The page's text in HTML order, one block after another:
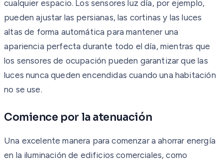
cualquier espacio. Los sensores luz día, por ejemplo,
pueden ajustar las persianas, las cortinas y las luces
altas de forma automática para mantener una
apariencia perfecta durante todo el día, mientras que
los sensores de ocupación pueden garantizar que las
luces nunca queden encendidas cuando una habitación
no se use.
Comience por la atenuación
Una excelente manera para comenzar a ahorrar energía
en la iluminación de edificios comerciales, como